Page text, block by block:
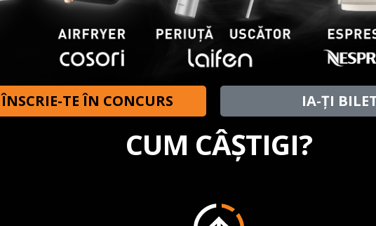
ÎNSCRIE-TE ÎN CONCURS IA-ȚI
CUM CÂȘTIGI?